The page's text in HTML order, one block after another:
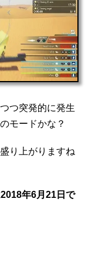
つ突発的に発生
モードかな？
り上がりますね
年6月21日で